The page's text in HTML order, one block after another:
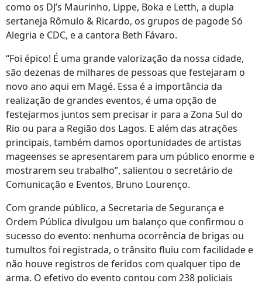
como os DJ’s Maurinho, Lippe, Boka e Letth, a dupla
sertaneja Rômulo & Ricardo, os grupos de pagode Só
Alegria e CDC, e a cantora Beth Fávaro.
“Foi épico! É uma grande valorização da nossa cidade,
são dezenas de milhares de pessoas que festejaram o
novo ano aqui em Magé. Essa é a importância da
realização de grandes eventos, é uma opção de
festejarmos juntos sem precisar ir para a Zona Sul do
Rio ou para a Região dos Lagos. E além das atrações
principais, também damos oportunidades de artistas
mageenses se apresentarem para um público enorme e
mostrarem seu trabalho”, salientou o secretário de
Comunicação e Eventos, Bruno Lourenço.
Com grande público, a Secretaria de Segurança e
Ordem Pública divulgou um balanço que confirmou o
sucesso do evento: nenhuma ocorrência de brigas ou
tumultos foi registrada, o trânsito fluiu com facilidade e
não houve registros de feridos com qualquer tipo de
arma. O efetivo do evento contou com 238 policiais